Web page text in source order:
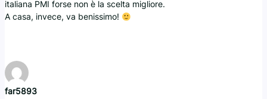
italiana PMI forse non è la scelta migliore.
A casa, invece, va benissimo!
far5893